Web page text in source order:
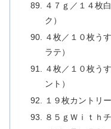
４７ｇ／１４枚
ク）
４枚／１０枚う
ラテ）
４枚／１０枚う
ント）
１９枚カントリ
８５ｇＷｉｔｈ